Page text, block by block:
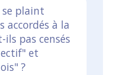
plaint
accordés à la
ils pas censés
et
?